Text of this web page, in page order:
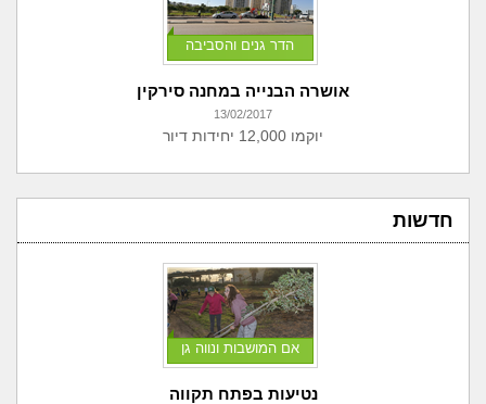
הדר גנים והסביבה
אושרה הבנייה במחנה סירקין
13/02/2017
יוקמו 12,000 יחידות דיור
חדשות
אם המושבות ונווה גן
נטיעות בפתח תקווה